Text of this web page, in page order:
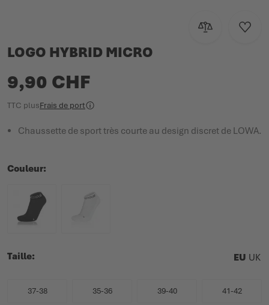
Ajouter au
LOGO HYBRID MICRO
9,90 CHF
TTC plusFrais de port
Chaussette de sport très courte au design discret de LOWA.
Couleur
Taille EU UK
37-38 35-36 39-40 41-42